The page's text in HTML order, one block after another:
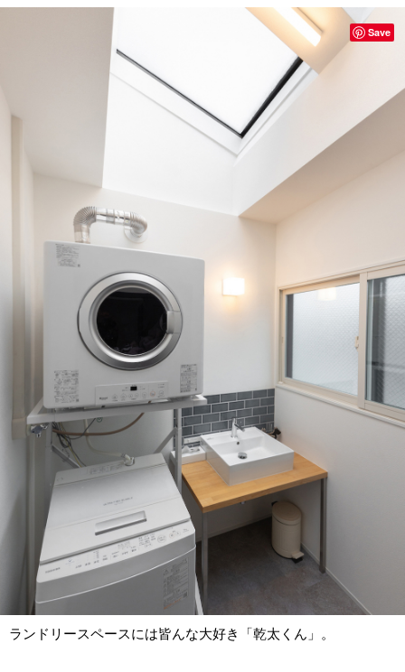
ランドリースペースには皆んな大好き「乾太くん」。
Save